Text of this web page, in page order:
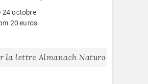
24 octobre
20 euros
la lettre Almanach Naturo